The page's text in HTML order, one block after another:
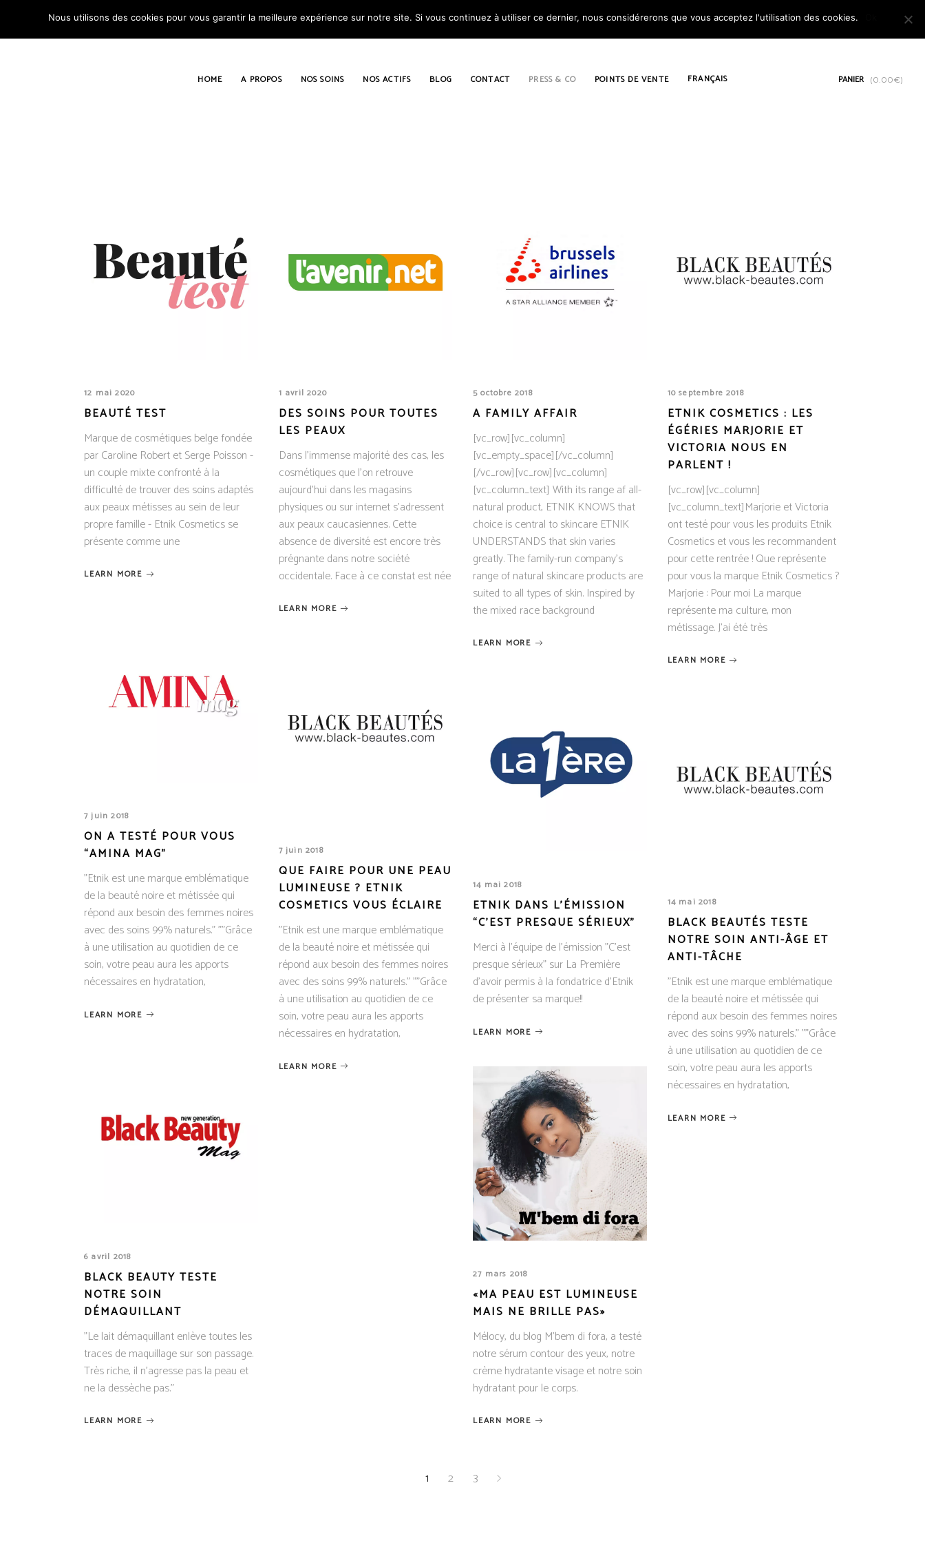
HOME A PROPOS NOS SOINS NOS ACTIFS BLOG CONTACT PRESS & CO POINTS DE VENTE FRANÇAIS PANIER (0.00€)
12 mai 2020
BEAUTÉ TEST
Marque de cosmétiques belge fondée
par Caroline Robert et Serge Poisson -
un couple mixte confronté à la
difficulté de trouver des soins adaptés
aux peaux métisses au sein de leur
propre famille - Etnik Cosmetics se
présente comme une
LEARN MORE
1 avril 2020
DES SOINS POUR TOUTES
LES PEAUX
Dans l’immense majorité des cas, les
cosmétiques que l’on retrouve
aujourd’hui dans les magasins
physiques ou sur internet s’adressent
aux peaux caucasiennes. Cette
absence de diversité est encore très
prégnante dans notre société
occidentale. Face à ce constat est née
LEARN MORE
5 octobre 2018
A FAMILY AFFAIR
[vc_row][vc_column]
[vc_empty_space][/vc_column]
[/vc_row][vc_row][vc_column]
[vc_column_text] With its range af all-
natural product, ETNIK KNOWS that
choice is central to skincare ETNIK
UNDERSTANDS that skin varies
greatly. The family-run company's
range of natural skincare products are
suited to all types of skin. Inspired by
the mixed race background
LEARN MORE
10 septembre 2018
ETNIK COSMETICS : LES
ÉGÉRIES MARJORIE ET
VICTORIA NOUS EN
PARLENT !
[vc_row][vc_column]
[vc_column_text]Marjorie et Victoria
ont testé pour vous les produits Etnik
Cosmetics et vous les recommandent
pour cette rentrée ! Que représente
pour vous la marque Etnik Cosmetics ?
Marjorie : Pour moi La marque
représente ma culture, mon
métissage. J'ai été très
LEARN MORE
7 juin 2018
ON A TESTÉ POUR VOUS
“AMINA MAG”
"Etnik est une marque emblématique
de la beauté noire et métissée qui
répond aux besoin des femmes noires
avec des soins 99% naturels." ""Grâce
à une utilisation au quotidien de ce
soin, votre peau aura les apports
nécessaires en hydratation,
LEARN MORE
7 juin 2018
QUE FAIRE POUR UNE PEAU
LUMINEUSE ? ETNIK
COSMETICS VOUS ÉCLAIRE
"Etnik est une marque emblématique
de la beauté noire et métissée qui
répond aux besoin des femmes noires
avec des soins 99% naturels." ""Grâce
à une utilisation au quotidien de ce
soin, votre peau aura les apports
nécessaires en hydratation,
LEARN MORE
14 mai 2018
ETNIK DANS L’ÉMISSION
“C’EST PRESQUE SÉRIEUX”
Merci à l'équipe de l'émission "C'est
presque sérieux" sur La Première
d'avoir permis à la fondatrice d'Etnik
de présenter sa marque!!
LEARN MORE
14 mai 2018
BLACK BEAUTÉS TESTE
NOTRE SOIN ANTI-ÂGE ET
ANTI-TÂCHE
"Etnik est une marque emblématique
de la beauté noire et métissée qui
répond aux besoin des femmes noires
avec des soins 99% naturels." ""Grâce
à une utilisation au quotidien de ce
soin, votre peau aura les apports
nécessaires en hydratation,
LEARN MORE
6 avril 2018
BLACK BEAUTY TESTE
NOTRE SOIN
DÉMAQUILLANT
"Le lait démaquillant enlève toutes les
traces de maquillage sur son passage.
Très riche, il n'agresse pas la peau et
ne la dessèche pas."
LEARN MORE
27 mars 2018
«MA PEAU EST LUMINEUSE
MAIS NE BRILLE PAS»
Mélocy, du blog M'bem di fora, a testé
notre sérum contour des yeux, notre
crème hydratante visage et notre soin
hydratant pour le corps.
LEARN MORE
1 2 3
Nous utilisons des cookies pour vous garantir la meilleure expérience sur notre site. Si vous continuez à utiliser ce dernier, nous considérerons que vous acceptez l'utilisation des cookies.